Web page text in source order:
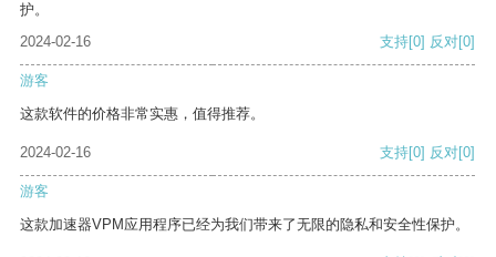
护。
2024-02-16
支持[0] 反对[0]
游客
这款软件的价格非常实惠，值得推荐。
2024-02-16 支持[0] 反对[0]
游客
这款加速器VPM应用程序已经为我们带来了无限的隐私和安全性保护。